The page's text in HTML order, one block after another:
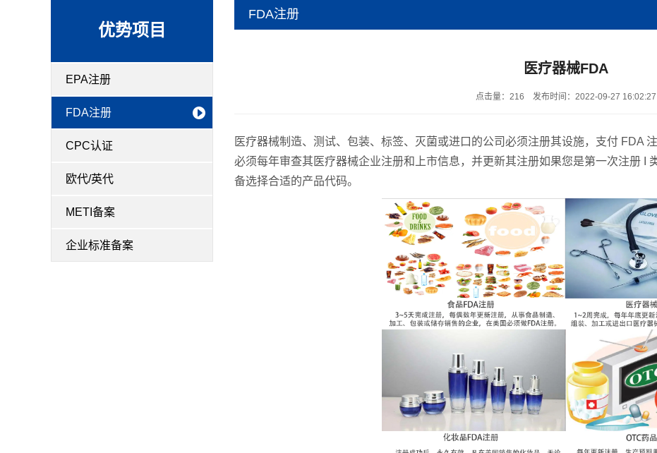
优势项目
EPA注册
FDA注册
CPC认证
欧代/英代
METI备案
企业标准备案
FDA注册
医疗器械FDA
点击量：216 发布时间：2022-09-27 16:02:27
医疗器械制造、测试、包装、标签、灭菌或进口的公司必须注册其设施，支付 FDA
必须每年审查其医疗器械企业注册和上市信息，并更新其注册如果您是第一次注册 I
备选择合适的产品代码。